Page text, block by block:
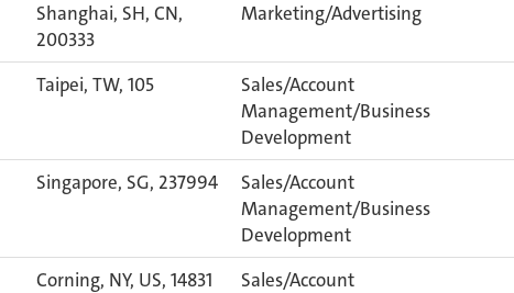
Shanghai, SH, CN,
200333
Marketing/Advertising
Taipei, TW, 105
Sales/Account
Management/Business
Development
Singapore, SG, 237994
Sales/Account
Management/Business
Development
Corning, NY, US, 14831
Sales/Account